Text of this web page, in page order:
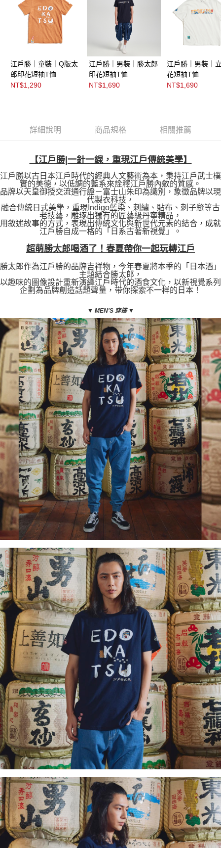
江戶勝｜童裝｜Q版太
郎印花短袖T恤
NT$1,290
江戶勝｜男裝｜勝太郎
印花短袖T恤
NT$1,690
江戶勝｜男裝｜
花短袖T恤
NT$1,690
詳細說明 商品規格 相關推薦
【江戶勝|一針一線，重現江戶傳統美學】
江戶勝以古日本江戶時代的經典人文藝術為本，秉持江戶武士樸
實的美德，以低調的藍系來詮釋江戶勝內斂的質感。
品牌以天皇御授交流通行證－富士山朱印為識別，象徵品牌以現
代製衣科技，
融合傳統日式美學，重現Indigo藍染、刺繡、貼布、刺子縫等古
老技藝，雕琢出獨有的匠藝級丹寧精品，
用敘述故事的方式，表現出傳統文化與新世代元素的結合，成就
江戶勝自成一格的「日系古著新視覺」。
超萌勝太郎喝酒了！春夏帶你一起玩轉江戶
勝太郎作為江戶勝的品牌吉祥物，今年春夏將本季的「日本酒」
主題結合勝太郎，
以趣味的圖像設計重新演繹江戶時代的酒食文化，以新視覺系列
企劃為品牌創造話題聲量，带你探索不一样的日本！
▼ MEN'S 穿搭 ▼